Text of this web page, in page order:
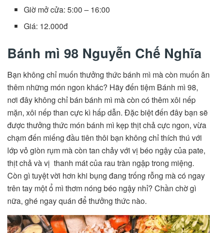
Giờ mở cửa: 5:00 – 16:00
Giá: 12.000đ
Bánh mì 98 Nguyễn Chế Nghĩa
Bạn không chỉ muốn thưởng thức bánh mì mà còn muốn ăn
thêm những món ngon khác? Hãy đến tiệm Bánh mì 98,
nơi đây không chỉ bán bánh mì mà còn có thêm xôi nếp
mặn, xôi nếp than cực kì hấp dẫn. Đặc biệt đến đây bạn sẽ
được thưởng thức món bánh mì kẹp thịt chả cực ngon, vừa
chạm đến miếng đầu tiên thôi bạn không chỉ thích thú với
lớp vỏ giòn rụm mà còn tan chảy với vị béo ngậy của pate,
thịt chả và vị thanh mát của rau tràn ngập trong miệng.
Còn gì tuyệt vời hơn khi bụng đang trống rỗng mà có ngay
trên tay một ổ mì thơm nóng béo ngậy nhỉ? Chần chờ gì
nữa, ghé ngay quán để thưởng thức nào.